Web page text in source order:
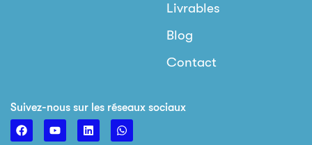
Livrables
Blog
Contact
Suivez-nous sur les réseaux sociaux